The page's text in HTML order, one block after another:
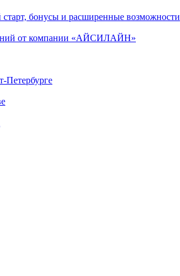
бонусы и расширенные возможности
от компании «АЙСИЛАЙН»
Петербурге